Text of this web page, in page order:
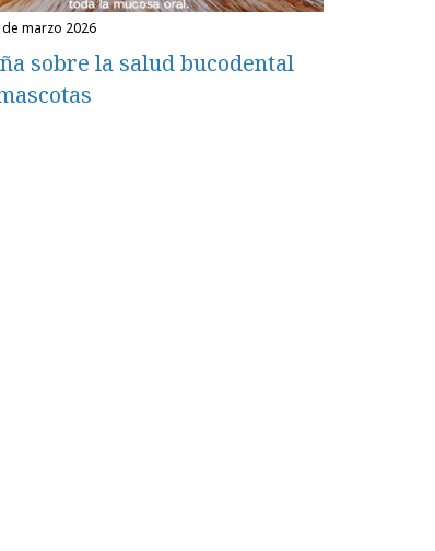
de marzo 2026
sobre la salud bucodental